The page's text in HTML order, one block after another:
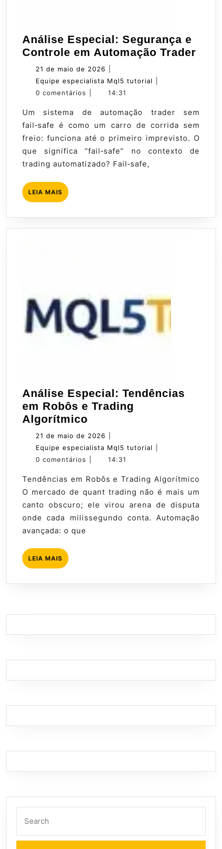
Análise Especial: Segurança e
Controle em Automação Trader
em
21 de maio de 2026
de
maio
2026
Equipe especialista Mql5 tutorial
tutorial
0 comentários
14:31
Um sistema de automação trader sem
fail‑safe é como um carro de corrida sem
freio: funciona até o primeiro imprevisto. O
que significa “fail‑safe” no contexto de
trading automatizado? Fail‑safe,
LEIA MAIS LEIA
MAIS
Análise Especial: Tendências
em Robôs e Trading
Algorítmico
Especial:
Tendências
em
e
Trading
Algorítmico
21 de maio de 2026
de
maio
2026
Equipe especialista Mql5 tutorial
tutorial
0 comentários
14:31
Tendências em Robôs e Trading Algorítmico
O mercado de quant trading não é mais um
canto obscuro; ele virou arena de disputa
onde cada milissegundo conta. Automação
avançada: o que
LEIA MAIS LEIA
MAIS